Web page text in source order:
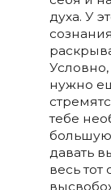
духа. У
нужно
тебе
давать
весь